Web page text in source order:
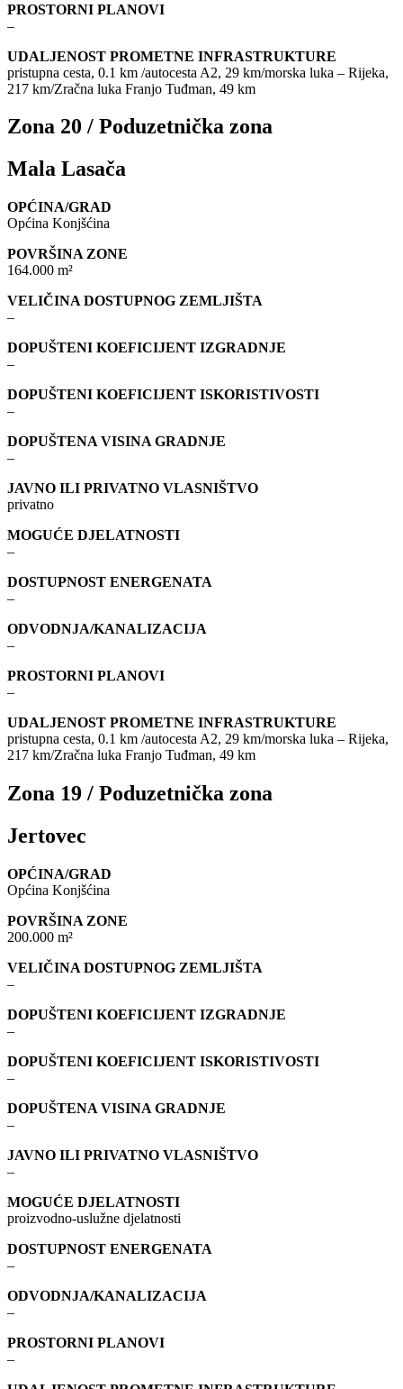
PROSTORNI PLANOVI
–
UDALJENOST PROMETNE INFRASTRUKTURE
pristupna cesta, 0.1 km /autocesta A2, 29 km/morska luka – Rijeka,
217 km/Zračna luka Franjo Tuđman, 49 km
Zona 20 / Poduzetnička zona
Mala Lasača
OPĆINA/GRAD
Općina Konjšćina
POVRŠINA ZONE
164.000 m²
VELIČINA DOSTUPNOG ZEMLJIŠTA
–
DOPUŠTENI KOEFICIJENT IZGRADNJE
–
DOPUŠTENI KOEFICIJENT ISKORISTIVOSTI
–
DOPUŠTENA VISINA GRADNJE
–
JAVNO ILI PRIVATNO VLASNIŠTVO
privatno
MOGUĆE DJELATNOSTI
–
DOSTUPNOST ENERGENATA
–
ODVODNJA/KANALIZACIJA
–
PROSTORNI PLANOVI
–
UDALJENOST PROMETNE INFRASTRUKTURE
pristupna cesta, 0.1 km /autocesta A2, 29 km/morska luka – Rijeka,
217 km/Zračna luka Franjo Tuđman, 49 km
Zona 19 / Poduzetnička zona
Jertovec
OPĆINA/GRAD
Općina Konjšćina
POVRŠINA ZONE
200.000 m²
VELIČINA DOSTUPNOG ZEMLJIŠTA
–
DOPUŠTENI KOEFICIJENT IZGRADNJE
–
DOPUŠTENI KOEFICIJENT ISKORISTIVOSTI
–
DOPUŠTENA VISINA GRADNJE
–
JAVNO ILI PRIVATNO VLASNIŠTVO
–
MOGUĆE DJELATNOSTI
proizvodno-uslužne djelatnosti
DOSTUPNOST ENERGENATA
–
ODVODNJA/KANALIZACIJA
–
PROSTORNI PLANOVI
–